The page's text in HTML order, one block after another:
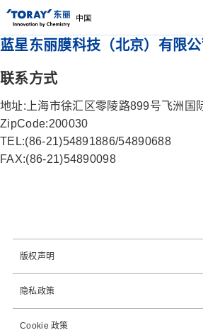
蓝星东丽膜科技（北京）有限
联系方式
地址:上海市徐汇区零陵路899号飞洲国
ZipCode:200030
TEL:(86-21)54891886/54890688
FAX:(86-21)54890098
版权声明
隐私政策
Cookie 政策